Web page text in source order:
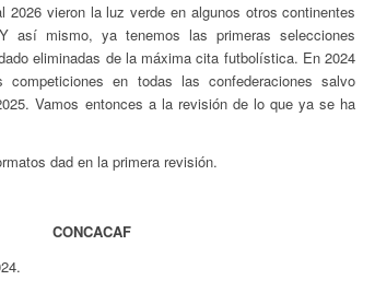
2026 vieron la luz verde en algunos otros continentes
así mismo, ya tenemos las primeras selecciones
eliminadas de la máxima cita futbolística. En 2024
en todas las confederaciones salvo
Vamos entonces a la revisión de lo que ya se ha
dad en la primera revisión.
CONCACAF